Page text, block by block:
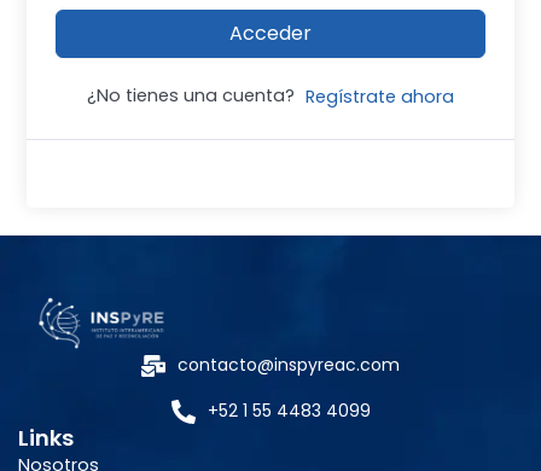
Acceder
¿No tienes una cuenta? Regístrate ahora
contacto@inspyreac.com
+52 1 55 4483 4099
Links
Nosotros